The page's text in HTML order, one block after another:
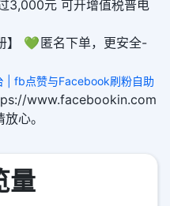
3,000元 可开增值税普电
】 💚 匿名下单，更安全-
| fb点赞与Facebook刷粉自助
www.facebookin.com
心。
量